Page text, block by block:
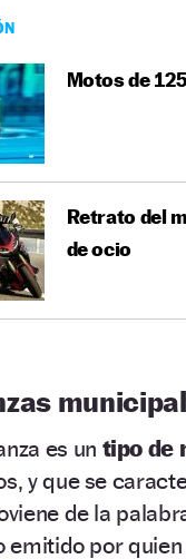
Motos de
Retrato del
de ocio
es un tipo de
y que se
de la
emitido por